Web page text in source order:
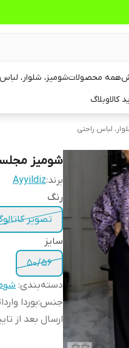
همه محصولاتشومیز، شلوار،
کالاوبلاگ
لباس راحتی
شومیز مجلسی
برند:Ayyildiz
رنگ
تصویر
سایز
50/56
دسته‌بندی:
جنس:بوردا
ارسال بعد از